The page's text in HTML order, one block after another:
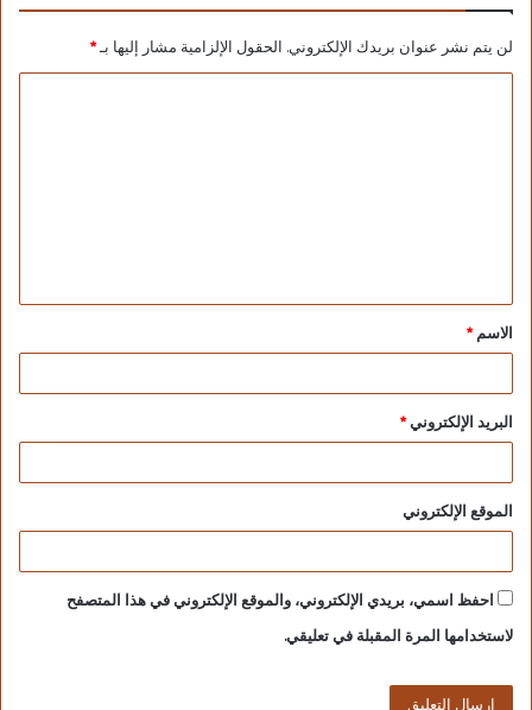
إضافة المزيد من النوافذ لتقديم كافة الخدمات بكل
سهولة ويسر، وتوفير أماكن انتظار للمواطنين،
تطوير ٣٥٠٠ مكتب بريد على مستوى الجمهورية بنهاية
لن يتم نشر عنوان بريدك الإلكتروني. الحقول الإلزامية مشار إليها بـ*
الاسم*
البريد الإلكتروني*
الموقع الإلكتروني
احفظ اسمي، بريدي الإلكتروني، والموقع الإلكتروني في هذا المتصفح
لاستخدامها المرة المقبلة في تعليقي.